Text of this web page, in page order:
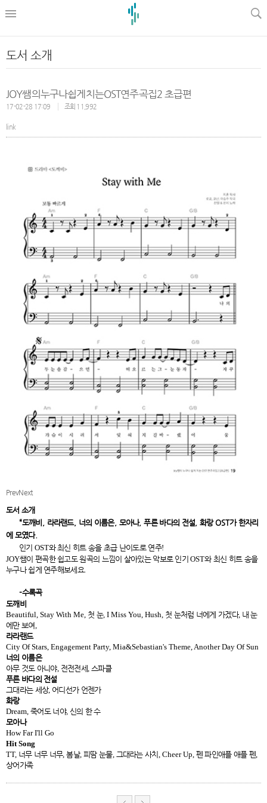
도서 소개
JOY쌤의누구나쉽게치는OST연주곡집2 초급편
17-02-28 17:09 조회 11,992
link
PrevNext
도서 소개
“도깨비 , 라라랜드, 너의 이름은, 모아나,푸른 바다의 전설,화랑 OST가 한자리
에 모였다.
인기 OST와 최신 히트 송을 초급 난이도로 연주!
JOY쌤이 편곡한 쉽고도 원곡의 느낌이 살아있는 악보로 인기OST와 최신 히트 송을
누구나 쉽게 연주해보세요.
-수록곡
도깨비
Beautiful, Stay With Me, 첫 눈, I Miss You, Hush, 첫 눈처럼 너에게 가겠다, 내 눈
에만 보여,
라라랜드
City Of Stars, Engagement Party, Mia&Sebastian's Theme, Another Day Of Sun
너의 이름은
아무 것도 아니야, 전전전세 , 스파클
푸른 바다의 전설
그대라는 세상, 어디선가 언젠가
화랑
Dream, 죽어도 너야, 신의 한 수
모아나
How Far I'll Go
Hit Song
TT, 너무 너무 너무,봄날,피땀 눈물, 그대라는 사치 , Cheer Up, 펜 파인애플 애플 펜,
상어가족